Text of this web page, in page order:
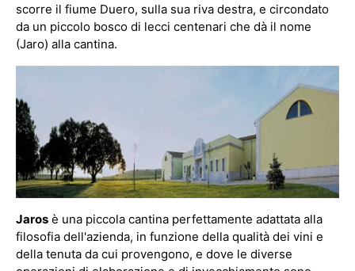
scorre il fiume Duero, sulla sua riva destra, e circondato
da un piccolo bosco di lecci centenari che dà il nome
(Jaro) alla cantina.
Jaros è una piccola cantina perfettamente adattata alla
filosofia dell'azienda, in funzione della qualità dei vini e
della tenuta da cui provengono, e dove le diverse